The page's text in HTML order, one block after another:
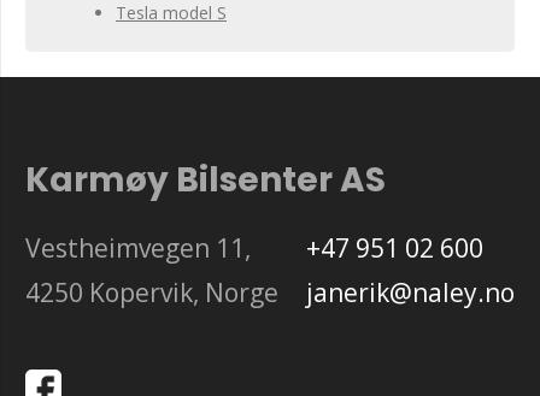
Tesla model S
Karmøy Bilsenter AS
Vestheimvegen 11,
4250 Kopervik, Norge
+47 951 02 600
janerik@naley.no